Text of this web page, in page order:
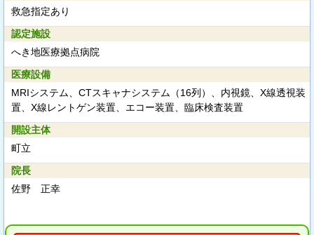
救急指定あり
認定施設
へき地医療拠点病院
医療設備
MRIシステム、CTスキャナシステム（16列）、内視鏡、X線透視装
置、X線レントゲン装置、エコー装置、臨床検査装置
開設主体
町立
院長
佐野 正幸